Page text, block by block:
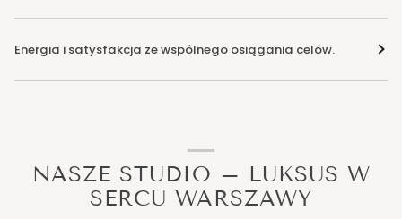
Energia i satysfakcja ze wspólnego osiągania celów.
NASZE STUDIO – LUKSUS W
SERCU WARSZAWY